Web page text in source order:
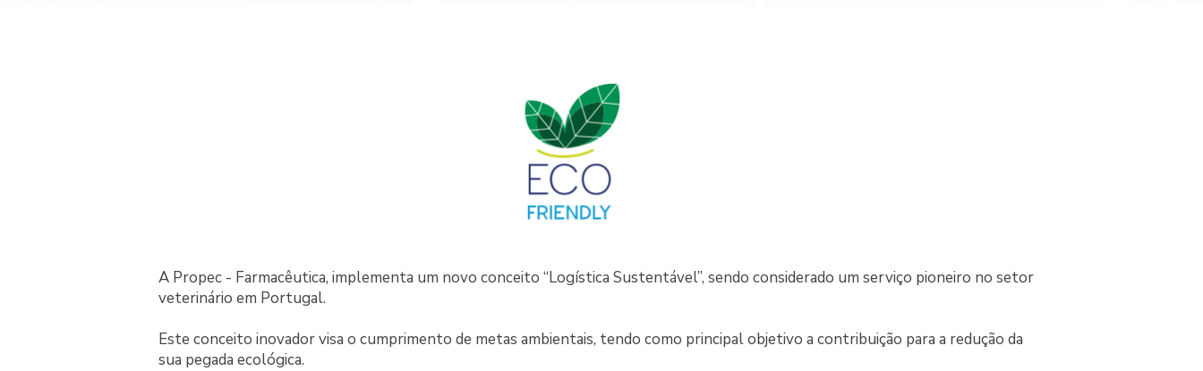
A Propec - Farmacêutica, implementa um novo conceito “Logística Sustentável”, sendo considerado um serviço pioneiro no setor
veterinário em Portugal.
Este conceito inovador visa o cumprimento de metas ambientais, tendo como principal objetivo a contribuição para a redução da
sua pegada ecológica.